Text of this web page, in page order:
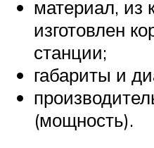
материал, из
изготовлен
станции;
габариты и
(мощность).